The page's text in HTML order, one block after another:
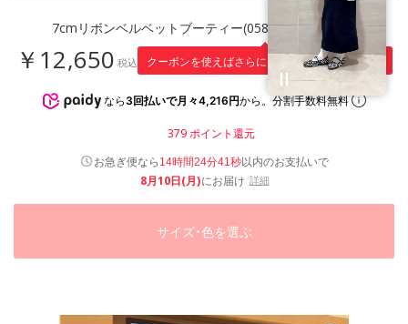
7cmリボンベルベットブーティー(0585） （ネイビーZ）
￥12,650 税込 クーポンを使えばさらに 1,265円引き！※適用条件
なら 3回払いで月々4,216円から。分割手数料無料
379ポイント還元
お急ぎ便なら 14時間24分40秒以内のお支払いで
8月10日(月)にお届け 詳細
サイズ・色を選ぶ